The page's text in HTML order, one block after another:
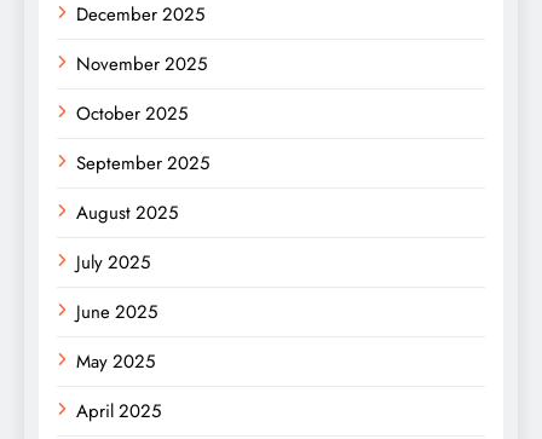
December 2025
November 2025
October 2025
September 2025
August 2025
July 2025
June 2025
May 2025
April 2025